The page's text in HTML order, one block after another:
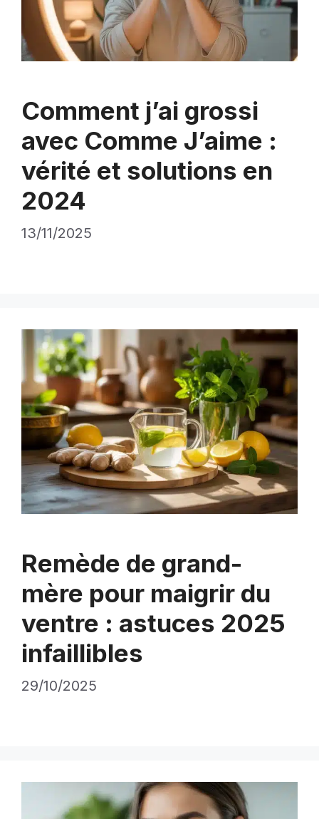
Comment j’ai grossi
avec Comme J’aime :
vérité et solutions en
2024
13/11/2025
Remède de grand-
mère pour maigrir du
ventre : astuces 2025
infaillibles
29/10/2025